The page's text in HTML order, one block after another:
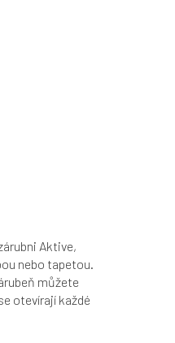
Aktive,
nebo tapetou.
můžete
otevírají každé